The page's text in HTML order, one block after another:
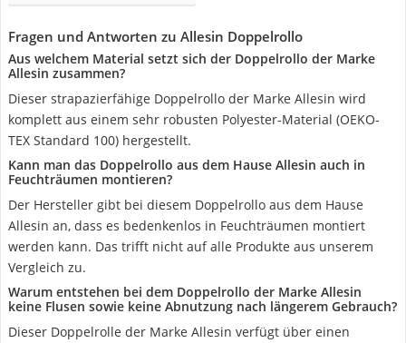
Fragen und Antworten zu Allesin Doppelrollo
Aus welchem Material setzt sich der Doppelrollo der Marke
Allesin zusammen?
Dieser strapazierfähige Doppelrollo der Marke Allesin wird
komplett aus einem sehr robusten Polyester-Material (OEKO-
TEX Standard 100) hergestellt.
Kann man das Doppelrollo aus dem Hause Allesin auch in
Feuchträumen montieren?
Der Hersteller gibt bei diesem Doppelrollo aus dem Hause
Allesin an, dass es bedenkenlos in Feuchträumen montiert
werden kann. Das trifft nicht auf alle Produkte aus unserem
Vergleich zu.
Warum entstehen bei dem Doppelrollo der Marke Allesin
keine Flusen sowie keine Abnutzung nach längerem Gebrauch?
Dieser Doppelrolle der Marke Allesin verfügt über einen